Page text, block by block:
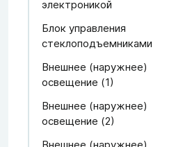
электроникой
Блок управления
стеклоподъемниками
Внешнее (наружнее)
освещение (1)
Внешнее (наружнее)
освещение (2)